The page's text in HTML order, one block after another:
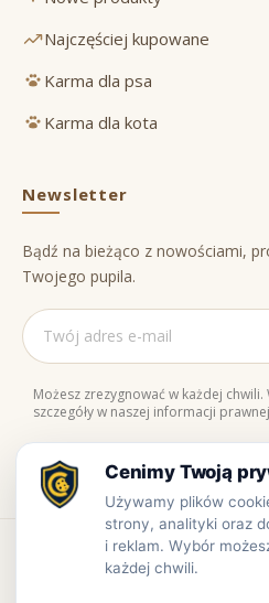
Najczęściej kupowane
Karma dla psa
Karma dla kota
Newsletter
Bądź na bieżąco z nowościami,
Twojego pupila.
Możesz zrezygnować w każdej
szczegóły w naszej informacji
Naturalne składniki
100% jakości
Copyright © www.prowiant.pl ·
Bezpieczne płatności